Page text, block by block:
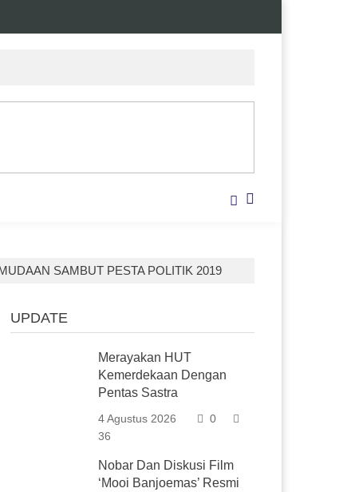
SAMBUT PESTA POLITIK 2019
UPDATE
Merayakan HUT
Kemerdekaan Dengan
Pentas Sastra
4 Agustus 2026
0
36
Nobar Dan Diskusi Film
‘Mooi Banjoemas’ Resmi